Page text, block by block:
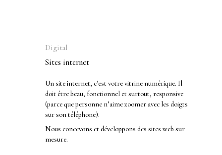
Digital
Sites internet
Un site internet, c’est votre vitrine numérique. Il
doit être beau, fonctionnel et surtout, responsive
(parce que personne n’aime zoomer avec les doigts
sur son téléphone).
Nous concevons et développons des sites web sur
mesure.